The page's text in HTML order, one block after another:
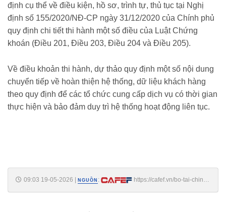
định cụ thể về điều kiện, hồ sơ, trình tự, thủ tục tại Nghị
định số 155/2020/NĐ-CP ngày 31/12/2020 của Chính phủ
quy định chi tiết thi hành một số điều của Luật Chứng
khoán (Điều 201, Điều 203, Điều 204 và Điều 205).
Về điều khoản thi hành, dự thảo quy định một số nội dung
chuyển tiếp về hoàn thiện hệ thống, dữ liệu khách hàng
theo quy định để các tổ chức cung cấp dịch vụ có thời gian
thực hiện và bảo đảm duy trì hệ thống hoạt động liên tục.
09:03 19-05-2026 NGUỒN :
https://cafef.vn/bo-tai-chinh-